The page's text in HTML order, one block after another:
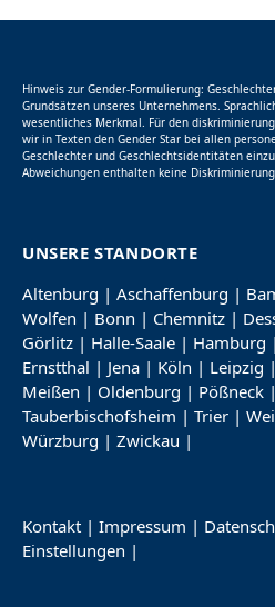
Hinweis zur Gender-Formulierung:
Grundsätzen unseres Unternehmens.
wesentliches Merkmal. Für den
wir in Texten den Gender Star bei allen
Geschlechter und Geschlechtsidentitäten
Abweichungen enthalten keine
UNSERE STANDORTE
Altenburg | Aschaffenburg |
Wolfen | Bonn | Chemnitz |
Görlitz | Halle-Saale | Hamburg |
Ernstthal | Jena | Köln | Leipzig |
Meißen | Oldenburg | Pößneck |
Tauberbischofsheim | Trier |
Würzburg | Zwickau |
Kontakt | Impressum |
Einstellungen |